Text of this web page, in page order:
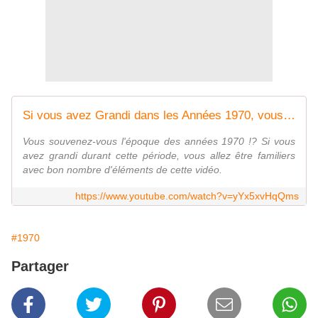
Si vous avez Grandi dans les Années 1970, vous vous Souvenez de...
Vous souvenez-vous l'époque des années 1970 !? Si vous
avez grandi durant cette période, vous allez être familiers
avec bon nombre d'éléments de cette vidéo.
https://www.youtube.com/watch?v=yYx5xvHqQms
#1970
Partager